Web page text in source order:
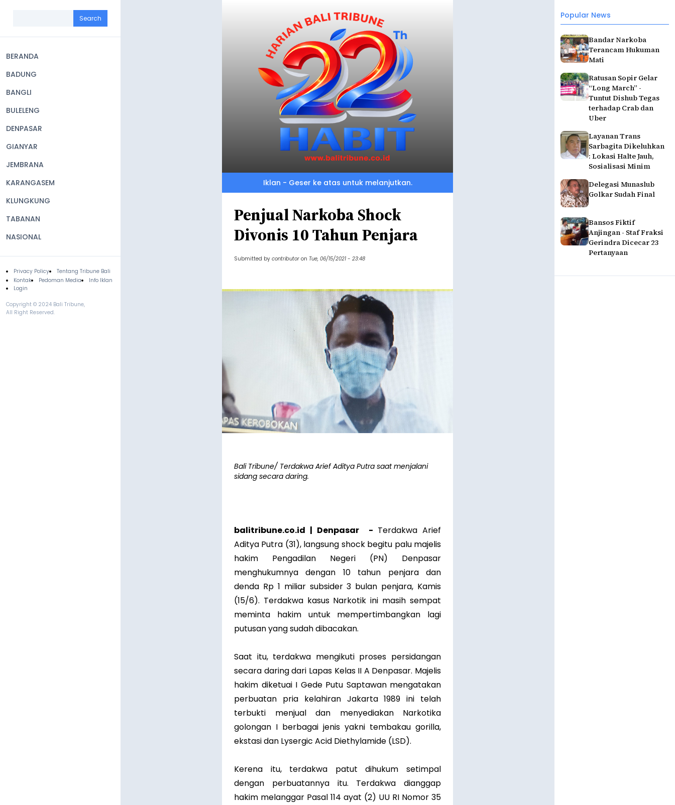
navigation
BERANDA
BADUNG
BANGLI
BULELENG
DENPASAR
GIANYAR
JEMBRANA
KARANGASEM
KLUNGKUNG
TABANAN
NASIONAL
Footer
Privacy Policy
Tentang Tribune Bali
Kontak
Pedoman Media
Info Iklan
Login
Copyright © 2024 Bali Tribune,
All Right Reserved.
Popular News
Bandar Narkoba
Terancam Hukuman
Mati
Ratusan Sopir Gelar
“Long March” -
Tuntut Dishub Tegas
terhadap Crab dan
Uber
Layanan Trans
Sarbagita Dikeluhkan
: Lokasi Halte Jauh,
Sosialisasi Minim
Delegasi Munaslub
Golkar Sudah Final
Bansos Fiktif
Anjingan - Staf Fraksi
Gerindra Dicecar 23
Pertanyaan
Iklan - Geser ke atas untuk melanjutkan.
Penjual Narkoba Shock
Divonis 10 Tahun Penjara
Submitted by contributor on Tue, 06/15/2021 - 23:48
Bali Tribune/ Terdakwa Arief Aditya Putra saat menjalani
sidang secara daring.
balitribune.co.id | Denpasar - Terdakwa Arief
Aditya Putra (31), langsung shock begitu palu majelis
hakim Pengadilan Negeri (PN) Denpasar
menghukumnya dengan 10 tahun penjara dan
denda Rp 1 miliar subsider 3 bulan penjara, Kamis
(15/6). Terdakwa kasus Narkotik ini masih sempat
meminta hakim untuk mempertimbangkan lagi
putusan yang sudah dibacakan.
Saat itu, terdakwa mengikuti proses persidangan
secara daring dari Lapas Kelas II A Denpasar. Majelis
hakim diketuai I Gede Putu Saptawan mengatakan
perbuatan pria kelahiran Jakarta 1989 ini telah
terbukti menjual dan menyediakan Narkotika
golongan I berbagai jenis yakni tembakau gorilla,
ekstasi dan Lysergic Acid Diethylamide (LSD).
Kerena itu, terdakwa patut dihukum setimpal
dengan perbuatannya itu. Terdakwa dianggap
hakim melanggar Pasal 114 ayat (2) UU RI Nomor 35